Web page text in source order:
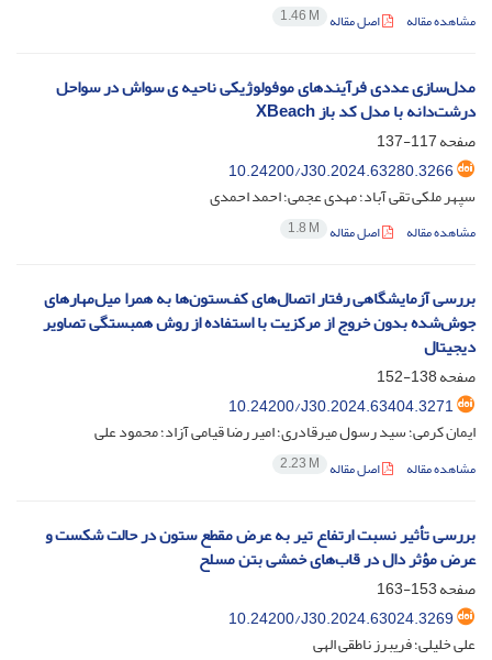
مشاهده مقاله اصل مقاله 1.46 M
مدل‌سازی عددی فرآیندهای موفولوژیکی ناحیه ی سواش در سواحل
درشت‌دانه با مدل کد‌ باز XBeach
صفحه117-137
10.24200/J30.2024.63280.3266
سپهر ملکی تقی آباد؛ مهدی عجمی؛ احمد احمدی
مشاهده مقاله اصل مقاله 1.8 M
بررسی آزمایشگاهی رفتار اتصال‌های کف‌ستون‌ها به همرا میل‌مهارهای
جوش‌شده بدون خروج از مرکزیت با استفاده از روش همبستگی تصاویر
دیجیتال
صفحه138-152
10.24200/J30.2024.63404.3271
ایمان کرمی؛ سید رسول میرقادری؛ امیر رضا قیامی آزاد؛ محمود علی
مشاهده مقاله اصل مقاله 2.23 M
بررسی تأثیر نسبت ارتفاع تیر به عرض مقطع ستون در حالت شکست و
عرض مؤثر دال در قاب‌های خمشی بتن مسلح
صفحه153-163
10.24200/J30.2024.63024.3269
علی خلیلی؛ فریبرز ناطقی الهی